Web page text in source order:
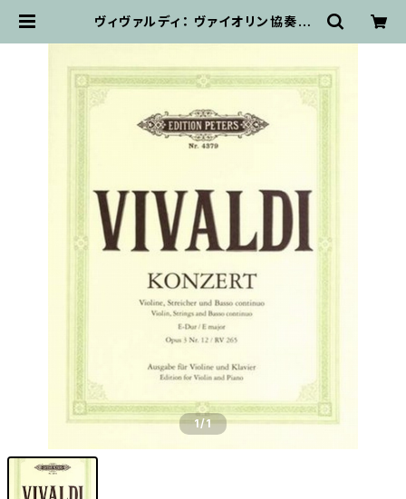
ヴィヴァルディ： ヴァイオリン協奏曲
店 アトリエ・デ・くっきぃず
1/1